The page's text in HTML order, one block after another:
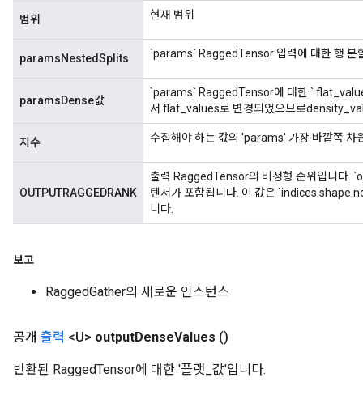
범위 현재 범위
paramsNestedSplits `params` RaggedTensor 입력에 대한 행
paramsDense값
`params` RaggedTensor에 대한 `
서 flat_values로 변경되었으므로
지수 수집해야 하는 값의 'params' 가장 바깥쪽 차
OUTPUTRAGGEDRANK
출력 RaggedTensor의 비정형 순위입니다
텐서가 포함됩니다. 이 값은
니다.
보고
RaggedGather의 새로운 인스턴스
공개 출력 <U> outputDenseValues ​​()
반환된 RaggedTensor에 대한 '플랫_값'입니다.